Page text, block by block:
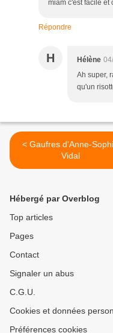
miam c'est facile et
Répondre
H Hélène
Ah super,
qu'un
< Gaufres d'Anne-Sophie
Vidal
Hébergé par Overblog
Top articles
Pages
Contact
Signaler un abus
C.G.U.
Cookies et données
Préférences cookies